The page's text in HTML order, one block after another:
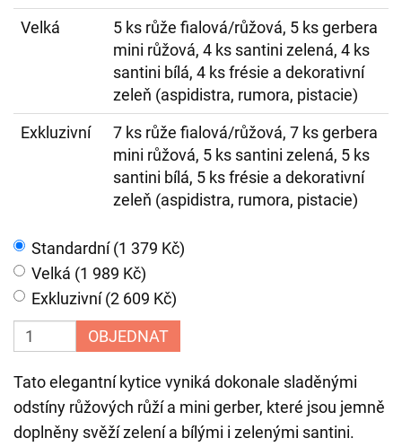
Velká
5 ks růže fialová/růžová, 5 ks gerbera
mini růžová, 4 ks santini zelená, 4 ks
santini bílá, 4 ks frésie a dekorativní
zeleň (aspidistra, rumora, pistacie)
Exkluzivní
7 ks růže fialová/růžová, 7 ks gerbera
mini růžová, 5 ks santini zelená, 5 ks
santini bílá, 5 ks frésie a dekorativní
zeleň (aspidistra, rumora, pistacie)
Standardní (1 379 Kč)
Velká (1 989 Kč)
Exkluzivní (2 609 Kč)
OBJEDNAT
Tato elegantní kytice vyniká dokonale sladěnými
odstíny růžových růží a mini gerber, které jsou jemně
doplněny svěží zelení a bílými i zelenými santini.